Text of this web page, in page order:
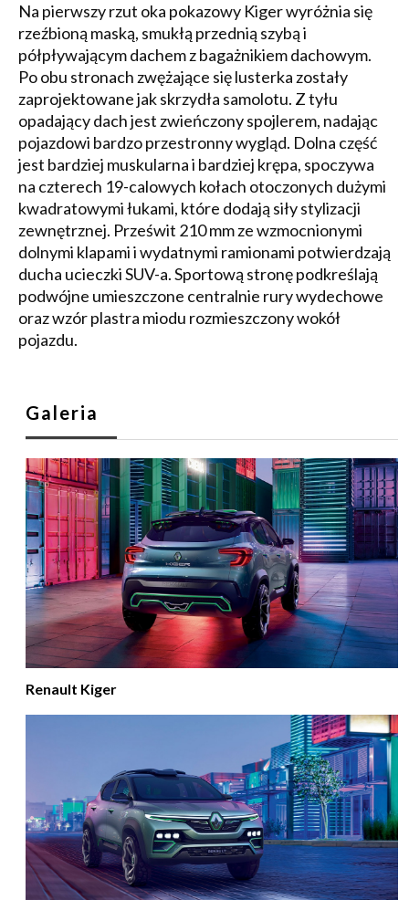
Na pierwszy rzut oka pokazowy Kiger wyróżnia się
rzeźbioną maską, smukłą przednią szybą i
półpływającym dachem z bagażnikiem dachowym.
Po obu stronach zwężające się lusterka zostały
zaprojektowane jak skrzydła samolotu. Z tyłu
opadający dach jest zwieńczony spojlerem, nadając
pojazdowi bardzo przestronny wygląd. Dolna część
jest bardziej muskularna i bardziej krępa, spoczywa
na czterech 19-calowych kołach otoczonych dużymi
kwadratowymi łukami, które dodają siły stylizacji
zewnętrznej. Prześwit 210 mm ze wzmocnionymi
dolnymi klapami i wydatnymi ramionami potwierdzają
ducha ucieczki SUV-a. Sportową stronę podkreślają
podwójne umieszczone centralnie rury wydechowe
oraz wzór plastra miodu rozmieszczony wokół
pojazdu.
Galeria
Renault Kiger